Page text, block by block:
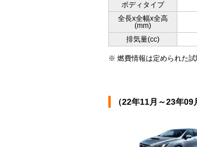
ボディタイプ
全長x全幅x全高
(mm)
排気量(cc)
※ 燃費情報は定められた試
（22年11月～23年